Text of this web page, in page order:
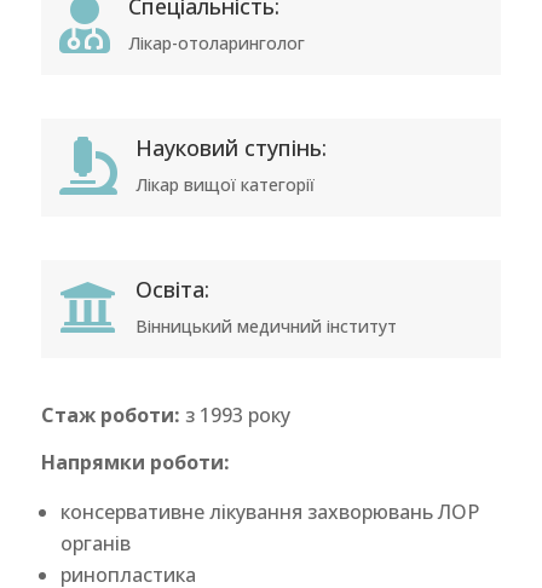
 Спеціальність:
Лікар-отоларинголог
 Науковий ступінь:
Лікар вищої категорії
 Освіта:
Вінницький медичний інститут
Стаж роботи: з 1993 року
Напрямки роботи:
консервативне лікування захворювань ЛОР
органів
ринопластика